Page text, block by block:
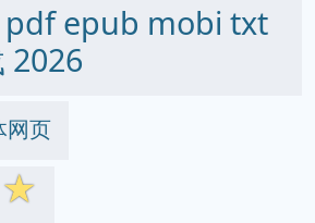
pdf epub mobi txt
2026
网页
☆